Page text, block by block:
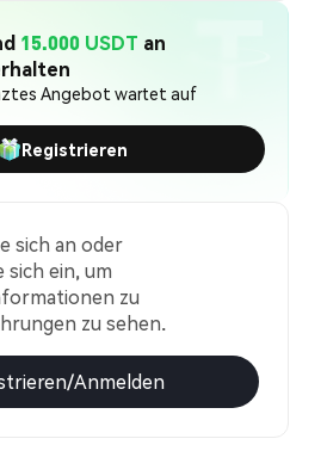
15.000 USDT an
Angebot wartet auf
Registrieren
sich an oder
sich ein, um
zu
zu sehen.
Anmelden